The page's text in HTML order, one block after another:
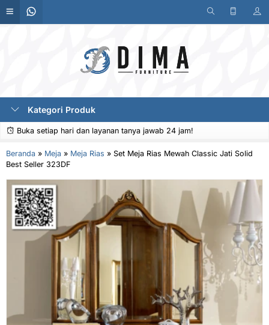
Kategori Produk
Buka setiap hari dan layanan tanya jawab 24 jam!
Beranda » Meja » Meja Rias » Set Meja Rias Mewah Classic Jati Solid
Best Seller 323DF